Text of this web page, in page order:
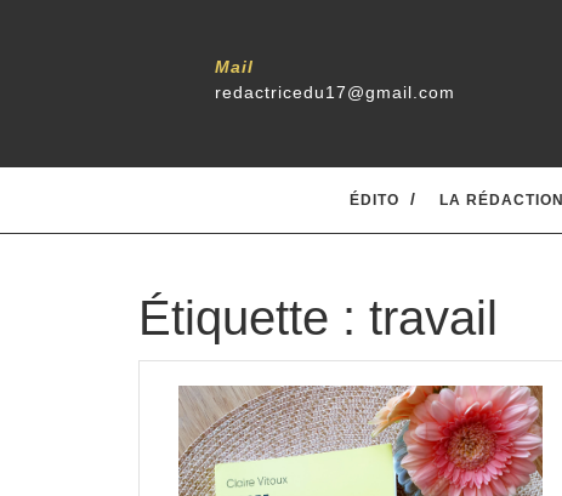
Mail
redactricedu17@gmail.com
ÉDITO LA RÉDACTION
Étiquette : travail